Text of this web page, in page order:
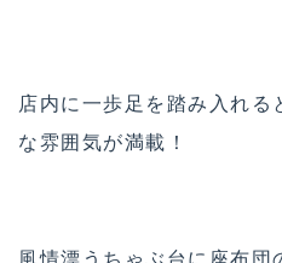
店内に一歩足を踏み入れる
な雰囲気が満載！